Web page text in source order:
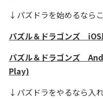
↓パズドラを始めるなら
パズル＆ドラゴンズ iOS
パズル＆ドラゴンズ
Play)
↓パズドラをやるなら入